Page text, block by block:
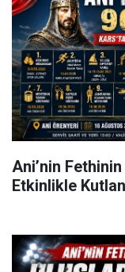
Ani’nin Fethinin
Etkinlikle